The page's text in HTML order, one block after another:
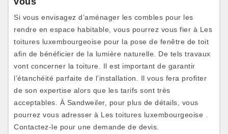
Si vous envisagez d’aménager les combles pour les
rendre en espace habitable, vous pourrez vous fier à Les
toitures luxembourgeoise pour la pose de fenêtre de toit
afin de bénéficier de la lumière naturelle. De tels travaux
vont concerner la toiture. Il est important de garantir
l’étanchéité parfaite de l’installation. Il vous fera profiter
de son expertise alors que les tarifs sont très
acceptables. À Sandweiler, pour plus de détails, vous
pourrez vous adresser à Les toitures luxembourgeoise .
Contactez-le pour une demande de devis.